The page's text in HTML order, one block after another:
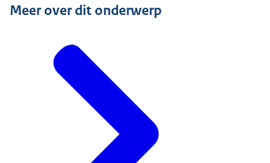
Meer over dit onderwerp